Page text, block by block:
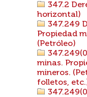
347.2
horizontal)
347.249
Propiedad
(Petróleo)
minas.
mineros.
folletos,